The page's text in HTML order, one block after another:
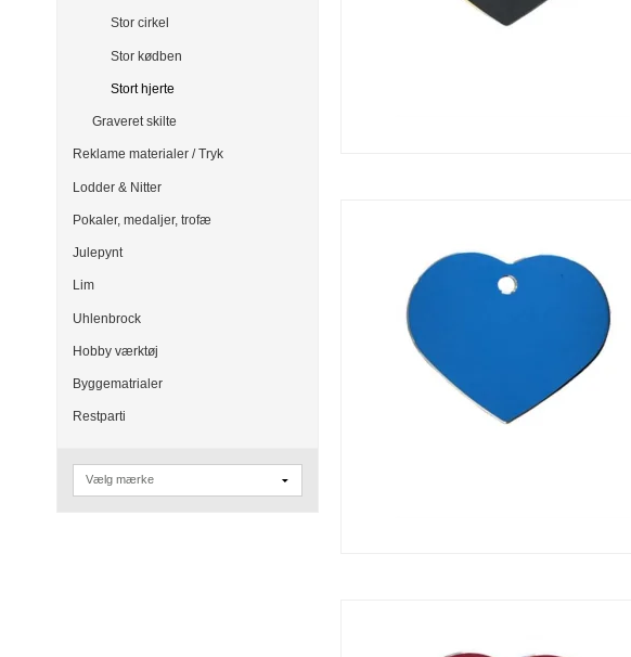
Stor cirkel
Stor kødben
Stort hjerte
Graveret skilte
Reklame materialer / Tryk
Lodder & Nitter
Pokaler, medaljer, trofæ
Julepynt
Lim
Uhlenbrock
Hobby værktøj
Byggematrialer
Restparti